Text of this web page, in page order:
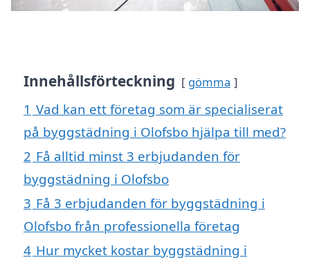
Innehållsförteckning gömma
1 Vad kan ett företag som är specialiserat
på byggstädning i Olofsbo hjälpa till med?
2 Få alltid minst 3 erbjudanden för
byggstädning i Olofsbo
3 Få 3 erbjudanden för byggstädning i
Olofsbo från professionella företag
4 Hur mycket kostar byggstädning i